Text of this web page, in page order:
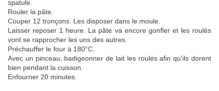
spatule.
Rouler la pâte.
Couper 12 tronçons. Les disposer dans le moule.
Laisser reposer 1 heure. La pâte va encore gonfler et les roulés
vont se rapprocher les uns des autres.
Préchauffer le four à 180°C.
Avec un pinceau, badigeonner de lait les roulés afin qu'ils dorent
bien pendant la cuisson.
Enfourner 20 minutes.